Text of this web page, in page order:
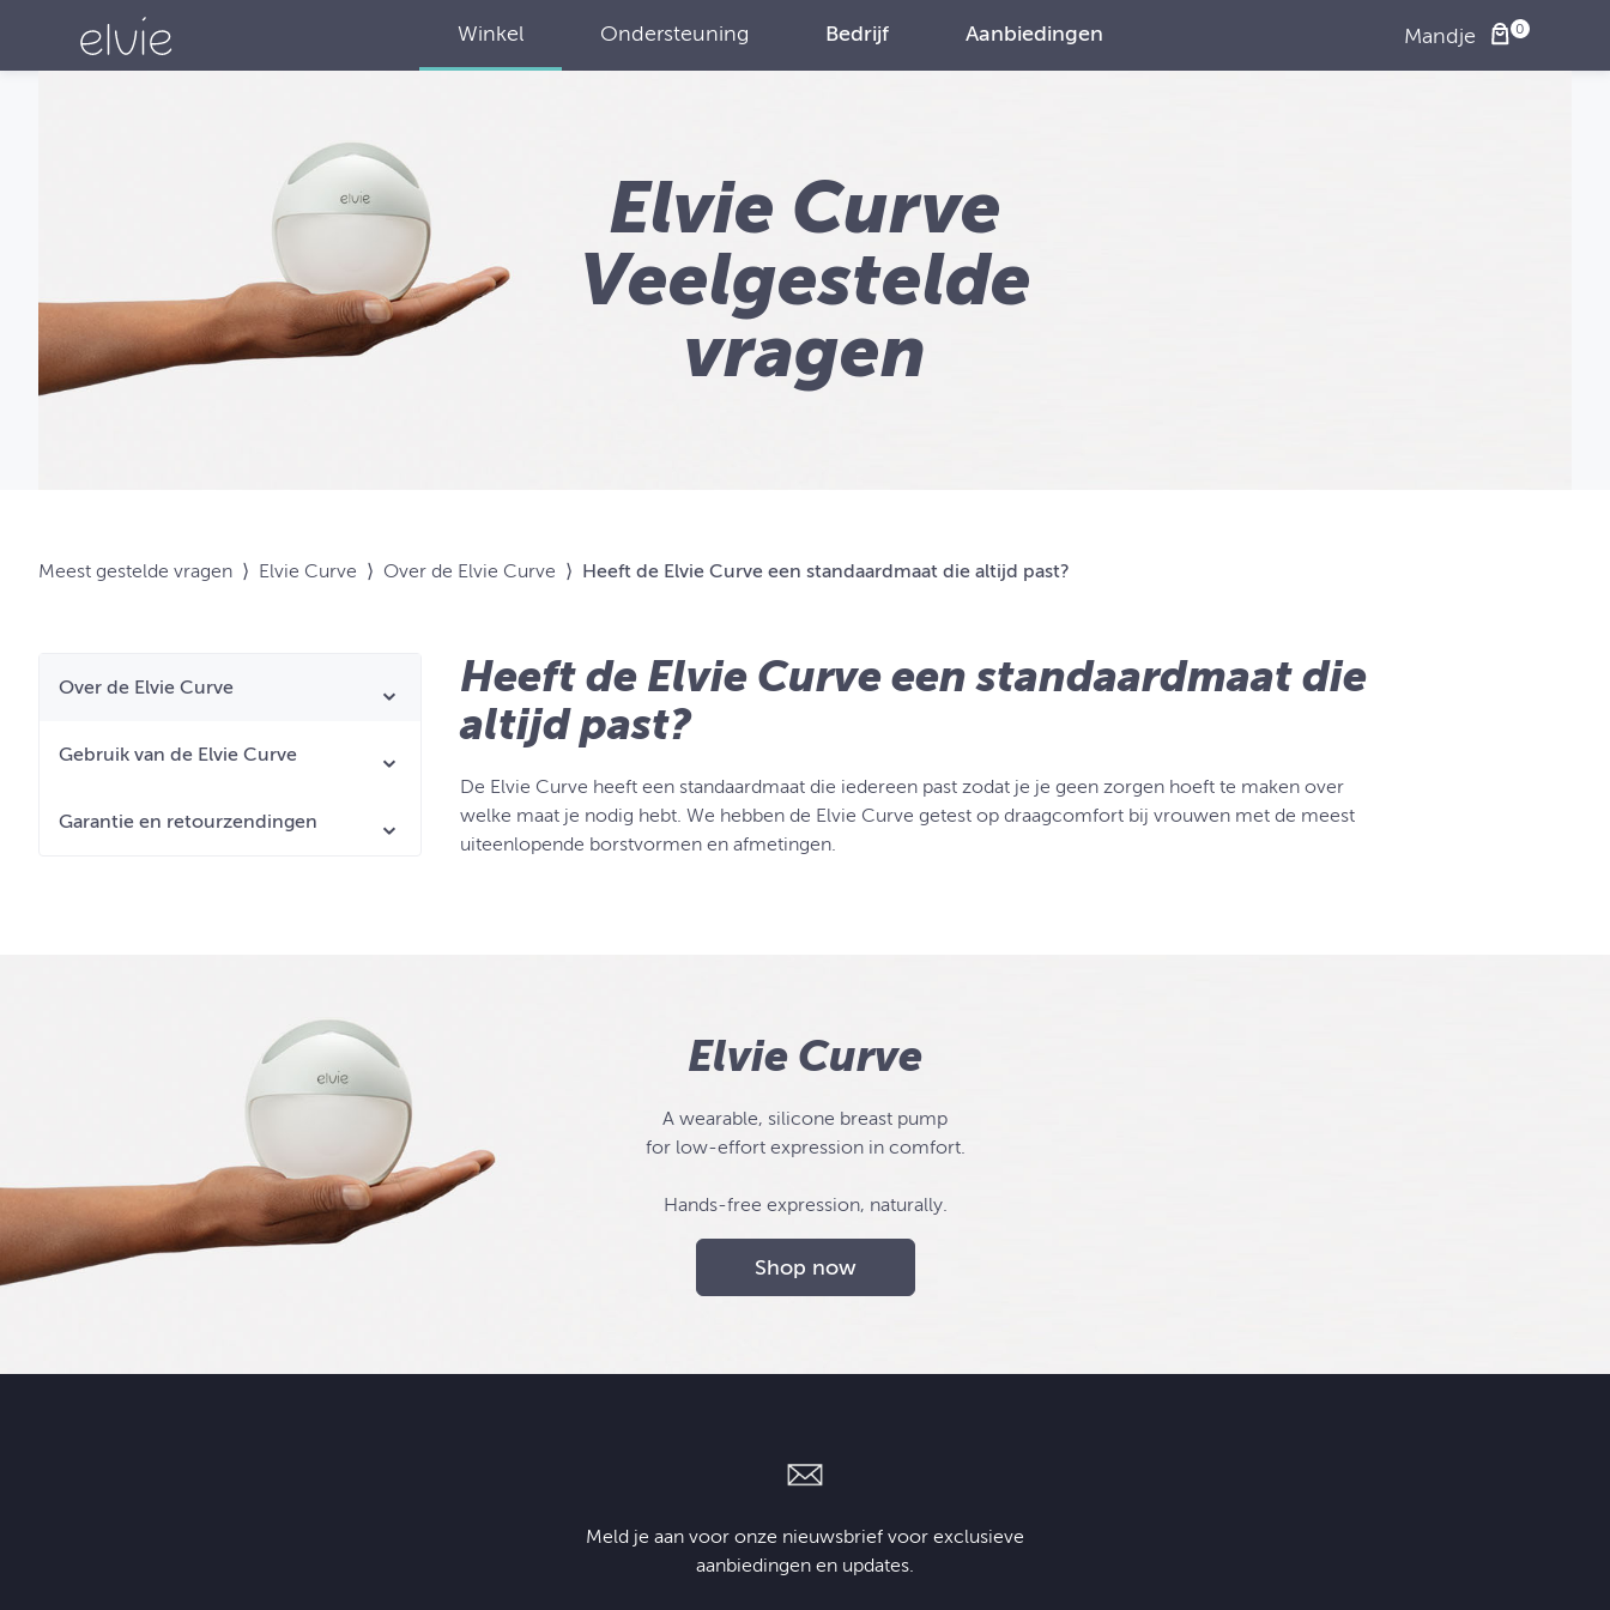
Winkel Ondersteuning Bedrijf Aanbiedingen Mandje
Elvie Curve
Veelgestelde
vragen
Meest gestelde vragen ⟩ Elvie Curve ⟩ Over de Elvie Curve ⟩ Heeft de Elvie Curve een standaardmaat die altijd past?
Over de Elvie Curve
Gebruik van de Elvie Curve
Garantie en retourzendingen
Heeft de Elvie Curve een standaardmaat die
altijd past?
De Elvie Curve heeft een standaardmaat die iedereen past zodat je je geen zorgen hoeft te maken over
welke maat je nodig hebt. We hebben de Elvie Curve getest op draagcomfort bij vrouwen met de meest
uiteenlopende borstvormen en afmetingen.
Elvie Curve
A wearable, silicone breast pump
for low-effort expression in comfort.
Hands-free expression, naturally.
Shop now
Meld je aan voor onze nieuwsbrief voor exclusieve
aanbiedingen en updates.